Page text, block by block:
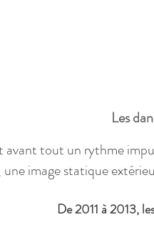
Les
avant tout un rythme
image statique
​De 2011 à 2013,